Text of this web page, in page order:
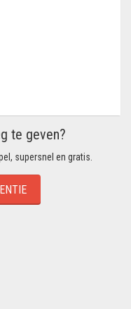
te geven?
supersnel en gratis.